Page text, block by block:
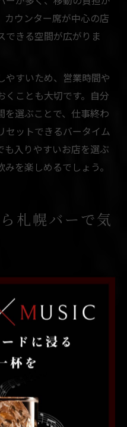
カウンター席が中心の店
できる空間が広がりま
やすいため、営業時間や
くことも大切です。自分
を選ぶことで、仕事終わ
セットできるバータイム
も入りやすいお店を選ぶ
を楽しめるでしょう。
札幌バーで気
にすすきのエリアでは、
しみ方として注目されて
合わせ前に、気軽に立
。札幌ならではの立ち
時間でも自分好みの一杯